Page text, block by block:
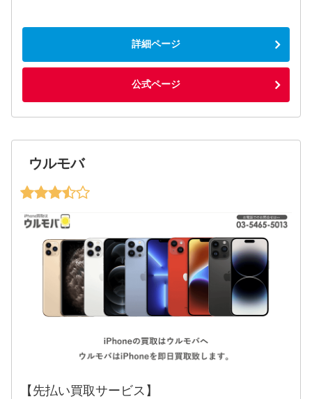
詳細ページ
公式ページ
ウルモバ
【先払い買取サービス】